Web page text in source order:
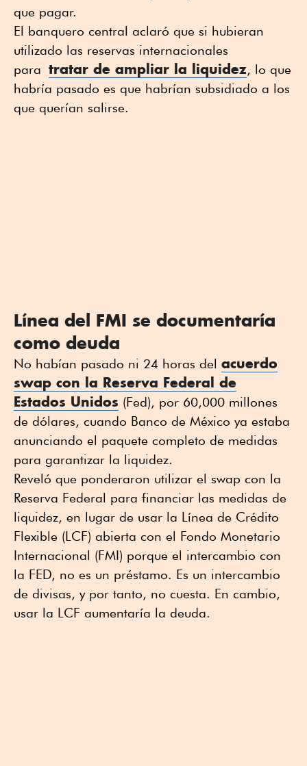
que pagar.
El banquero central aclaró que si hubieran
utilizado las reservas internacionales
para tratar de ampliar la liquidez, lo que
habría pasado es que habrían subsidiado a los
que querían salirse.
Línea del FMI se documentaría
como deuda
No habían pasado ni 24 horas del acuerdo
swap con la Reserva Federal de
Estados Unidos (Fed), por 60,000 millones
de dólares, cuando Banco de México ya estaba
anunciando el paquete completo de medidas
para garantizar la liquidez.
Reveló que ponderaron utilizar el swap con la
Reserva Federal para financiar las medidas de
liquidez, en lugar de usar la Línea de Crédito
Flexible (LCF) abierta con el Fondo Monetario
Internacional (FMI) porque el intercambio con
la FED, no es un préstamo. Es un intercambio
de divisas, y por tanto, no cuesta. En cambio,
usar la LCF aumentaría la deuda.